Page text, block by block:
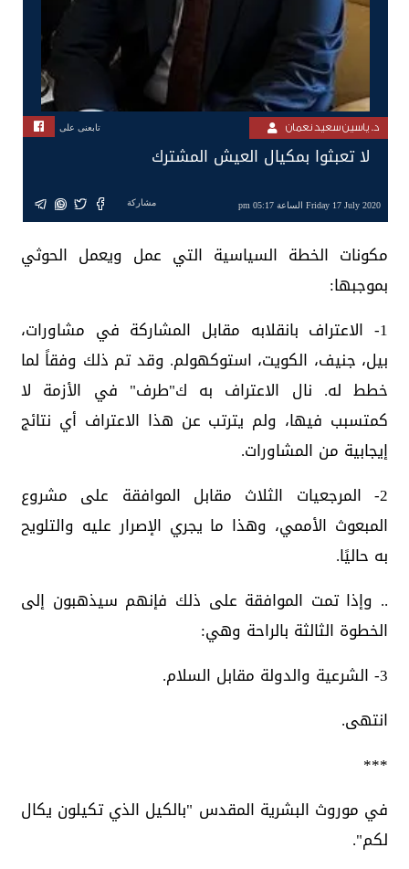
د. ياسين سعيد نعمان تابعنى على
لا تعبثوا بمكيال العيش المشترك
Friday 17 July 2020 الساعة 05:17 pm مشاركة
مكونات الخطة السياسية التي عمل ويعمل الحوثي
بموجبها:
1- الاعتراف بانقلابه مقابل المشاركة في مشاورات،
بيل، جنيف، الكويت، استوكهولم. وقد تم ذلك وفقاً لما
خطط له. نال الاعتراف به ك"طرف" في الأزمة لا
كمتسبب فيها، ولم يترتب عن هذا الاعتراف أي نتائج
إيجابية من المشاورات.
2- المرجعيات الثلاث مقابل الموافقة على مشروع
المبعوث الأممي، وهذا ما يجري الإصرار عليه والتلويح
به حاليًا.
.. وإذا تمت الموافقة على ذلك فإنهم سيذهبون إلى
الخطوة الثالثة بالراحة وهي:
3- الشرعية والدولة مقابل السلام.
انتهى.
***
في موروث البشرية المقدس "بالكيل الذي تكيلون يكال
لكم".